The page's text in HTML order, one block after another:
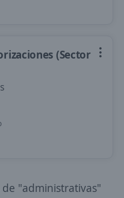
(Sector
"administrativas"